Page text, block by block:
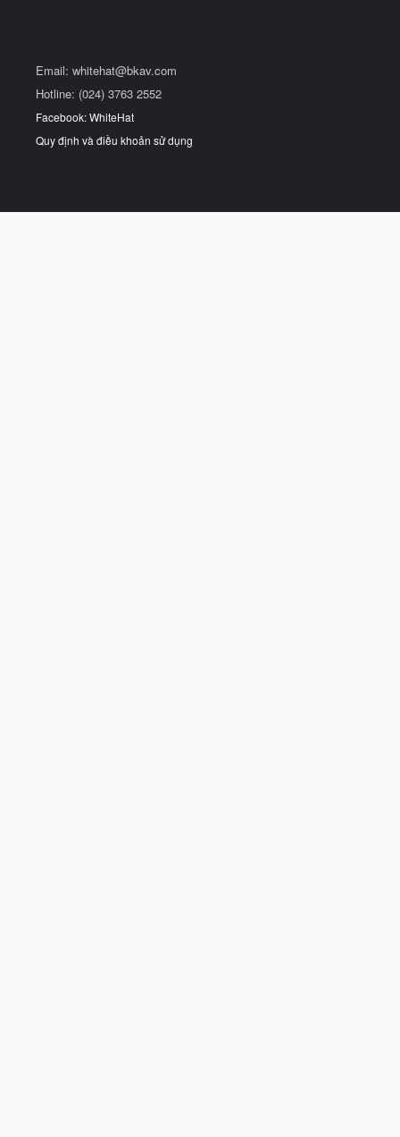
Email: whitehat@bkav.com
Hotline: (024) 3763 2552
Facebook: WhiteHat
Quy định và điều khoản sử dụng